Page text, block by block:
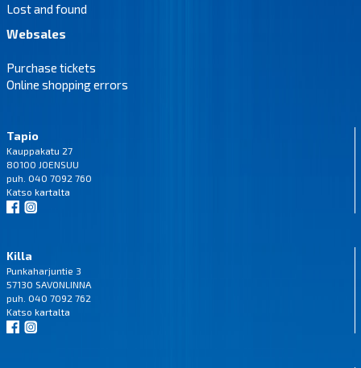
Lost and found
Websales
Purchase tickets
Online shopping errors
Tapio
Kauppakatu 27
80100 JOENSUU
puh. 040 7092 760
Katso kartalta
Killa
Punkaharjuntie 3
57130 SAVONLINNA
puh. 040 7092 762
Katso kartalta